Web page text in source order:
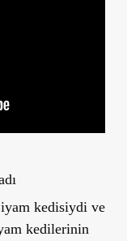
kedisiydi ve
kedilerinin